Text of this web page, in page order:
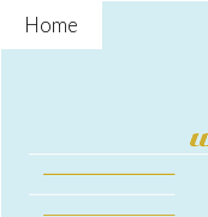
Home